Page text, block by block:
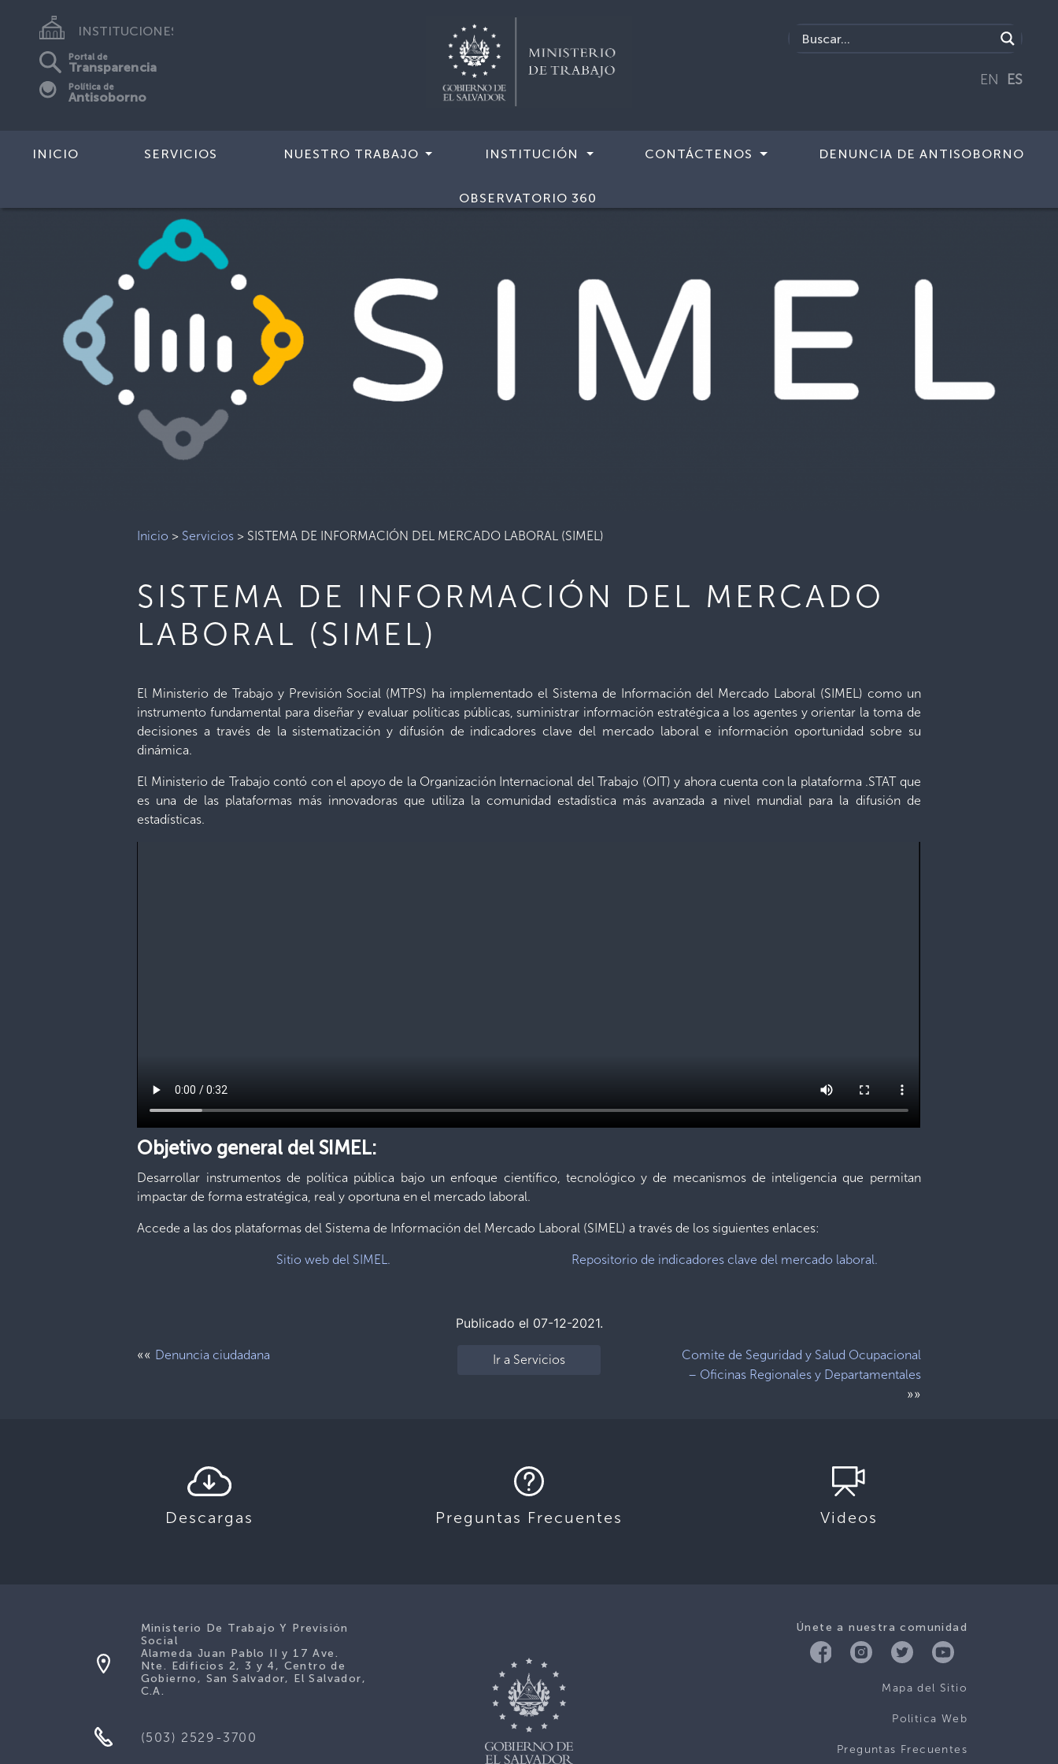
INSTITUCIONES
Portal de
Transparencia
Política de
Antisoborno
EN ES
INICIO SERVICIOS NUESTRO TRABAJO INSTITUCIÓN CONTÁCTENOS DENUNCIA DE ANTISOBORNO
OBSERVATORIO 360
Inicio > Servicios > SISTEMA DE INFORMACIÓN DEL MERCADO LABORAL (SIMEL)
SISTEMA DE INFORMACIÓN DEL MERCADO
LABORAL (SIMEL)
El Ministerio de Trabajo y Previsión Social (MTPS) ha implementado el Sistema de Información del Mercado Laboral (SIMEL) como un
instrumento fundamental para diseñar y evaluar políticas públicas, suministrar información estratégica a los agentes y orientar la toma de
decisiones a través de la sistematización y difusión de indicadores clave del mercado laboral e información oportunidad sobre su
dinámica.
El Ministerio de Trabajo contó con el apoyo de la Organización Internacional del Trabajo (OIT) y ahora cuenta con la plataforma .STAT que
es una de las plataformas más innovadoras que utiliza la comunidad estadística más avanzada a nivel mundial para la difusión de
estadísticas.
Objetivo general del SIMEL:
Desarrollar instrumentos de política pública bajo un enfoque científico, tecnológico y de mecanismos de inteligencia que permitan
impactar de forma estratégica, real y oportuna en el mercado laboral.
Accede a las dos plataformas del Sistema de Información del Mercado Laboral (SIMEL) a través de los siguientes enlaces:
Sitio web del SIMEL. Repositorio de indicadores clave del mercado laboral.
Publicado el 07-12-2021.
«« Denuncia ciudadana Ir a Servicios
Comite de Seguridad y Salud Ocupacional
– Oficinas Regionales y Departamentales
»»
Descargas Preguntas Frecuentes Videos
Únete a nuestra comunidad
Mapa del Sitio
Politica Web
Preguntas Frecuentes
Ministerio De Trabajo Y Previsión
Social
Alameda Juan Pablo II y 17 Ave.
Nte. Edificios 2, 3 y 4, Centro de
Gobierno, San Salvador, El Salvador,
C.A.
(503) 2529-3700